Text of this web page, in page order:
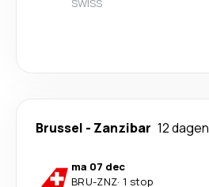
SWISS
Brussel - Zanzibar 12 dagen
ma 07 dec
BRU-ZNZ· 1 stop